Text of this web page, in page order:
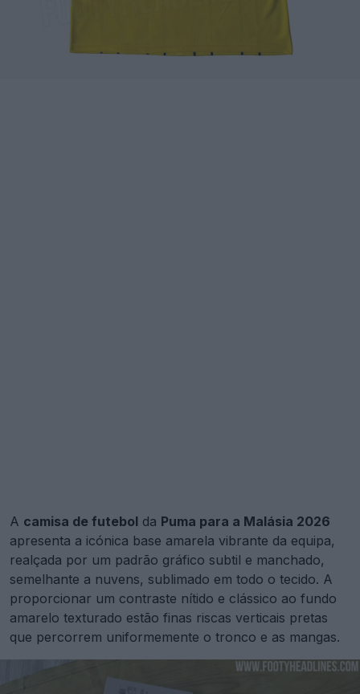
A camisa de futebol da Puma para a Malásia 2026
apresenta a icónica base amarela vibrante da equipa,
realçada por um padrão gráfico subtil e manchado,
semelhante a nuvens, sublimado em todo o tecido. A
proporcionar um contraste nítido e clássico ao fundo
amarelo texturado estão finas riscas verticais pretas
que percorrem uniformemente o tronco e as mangas.